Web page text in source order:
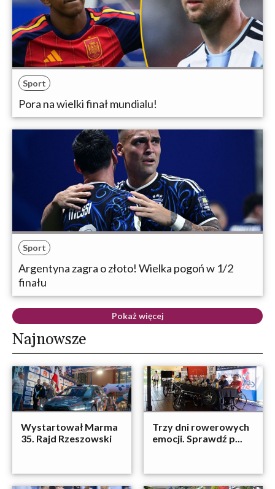
Sport
Pora na wielki finał mundialu!
Sport
Argentyna zagra o złoto! Wielka pogoń w 1/2
finału
Pokaż więcej
Najnowsze
Wystartował Marma
35. Rajd Rzeszowski
Trzy dni rowerowych
emocji. Sprawdź p...